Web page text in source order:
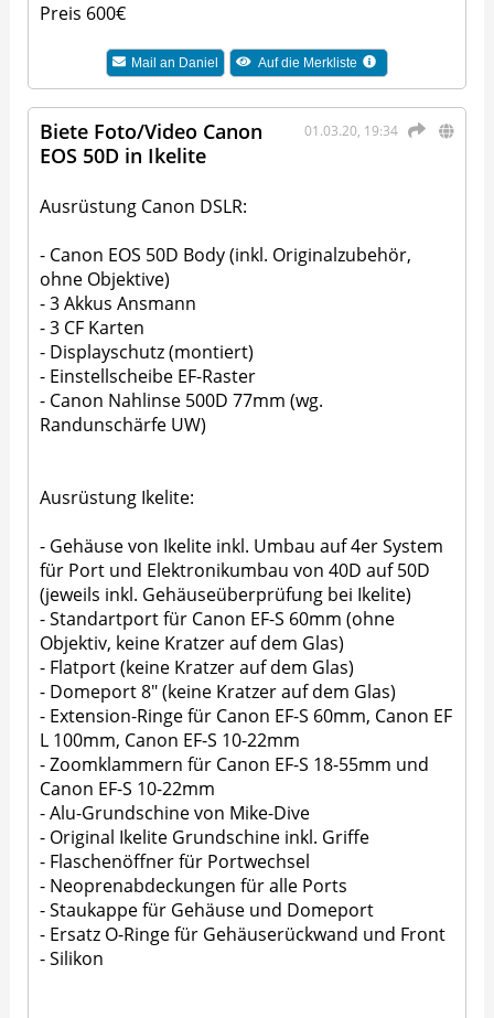
Preis 600€
Mail an Daniel Auf die Merkliste
01.03.20, 19:34
Biete Foto/Video Canon
EOS 50D in Ikelite
Ausrüstung Canon DSLR:
- Canon EOS 50D Body (inkl. Originalzubehör,
ohne Objektive)
- 3 Akkus Ansmann
- 3 CF Karten
- Displayschutz (montiert)
- Einstellscheibe EF-Raster
- Canon Nahlinse 500D 77mm (wg.
Randunschärfe UW)
Ausrüstung Ikelite:
- Gehäuse von Ikelite inkl. Umbau auf 4er System
für Port und Elektronikumbau von 40D auf 50D
(jeweils inkl. Gehäuseüberprüfung bei Ikelite)
- Standartport für Canon EF-S 60mm (ohne
Objektiv, keine Kratzer auf dem Glas)
- Flatport (keine Kratzer auf dem Glas)
- Domeport 8" (keine Kratzer auf dem Glas)
- Extension-Ringe für Canon EF-S 60mm, Canon EF
L 100mm, Canon EF-S 10-22mm
- Zoomklammern für Canon EF-S 18-55mm und
Canon EF-S 10-22mm
- Alu-Grundschine von Mike-Dive
- Original Ikelite Grundschine inkl. Griffe
- Flaschenöffner für Portwechsel
- Neoprenabdeckungen für alle Ports
- Staukappe für Gehäuse und Domeport
- Ersatz O-Ringe für Gehäuserückwand und Front
- Silikon